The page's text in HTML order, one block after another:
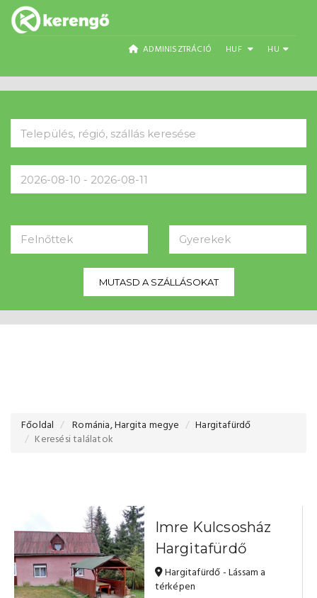
ADMINISZTRÁCIÓ HUF HU
Felnőttek Gyerekek
MUTASD A SZÁLLÁSOKAT
Főoldal Románia, Hargita megye
Hargitafürdő
Keresési találatok
Imre Kulcsosház
Hargitafürdő
Hargitafürdő - Lássam a
térképen